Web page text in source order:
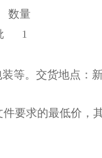
数量
1
等。交货地点：
要求的最低价，